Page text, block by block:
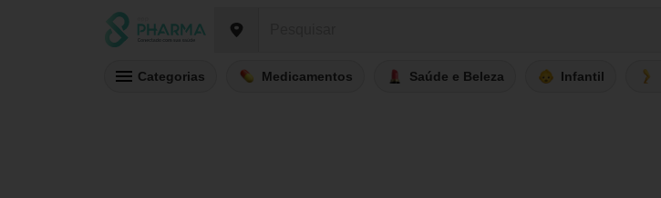
Categorias Medicamentos Saúde e Beleza Infantil